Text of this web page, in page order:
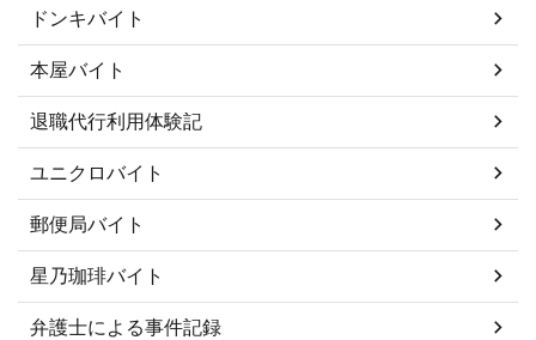
ドンキバイト
本屋バイト
退職代行利用体験記
ユニクロバイト
郵便局バイト
星乃珈琲バイト
弁護士による事件記録